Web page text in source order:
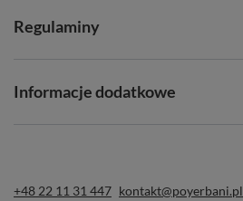
Regulaminy
Informacje dodatkowe
+48 22 11 31 447 kontakt@poyerbani.pl